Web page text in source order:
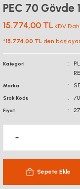
PEC 70 Gövde
15.774,00 TL KDV Dahil
*15.774,00 TL den
Kategori
Marka
Stok Kodu
Fiyat
Sepete Ekle